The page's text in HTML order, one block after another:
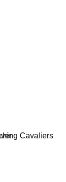
Cavaliers